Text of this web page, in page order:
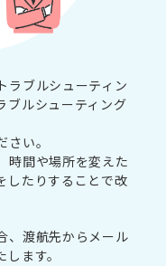
ラブルシューティン
ブルシューティング
い。
時間や場所を変えた
したりすることで改
、渡航先からメール
ます。